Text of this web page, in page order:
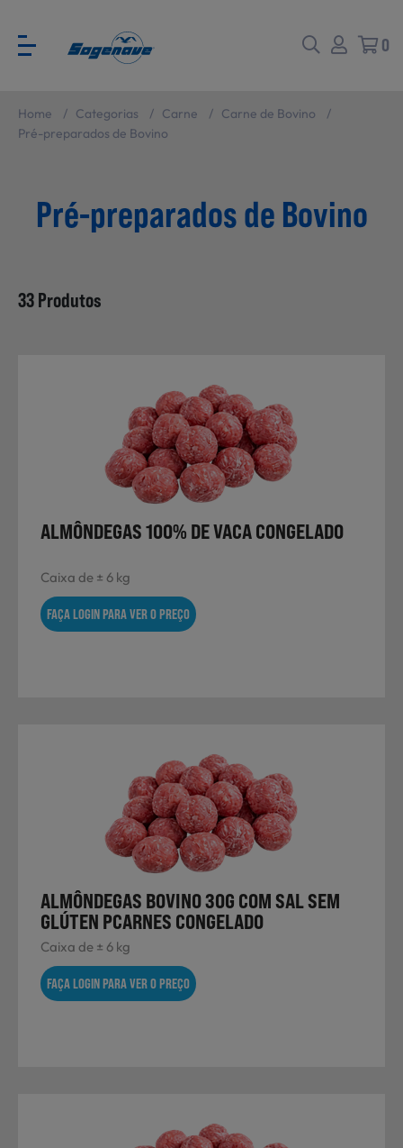
Voltar
Ver todas
Não Alimentares
Refeições Prontas
Charcutaria e Enchidos
Laticínios, Ovos e Derivados
Mercearia
Padaria e Pastelaria
Bebidas e Garrafeira
Voltar
CATÁLOGO PARA EVENTOS
0
Home / Categorias / Carne / Carne de Bovino
/
Pré-preparados de Bovino
Pré-preparados de Bovino
33 Produtos
ALMÔNDEGAS 100% DE VACA CONGELADO
Caixa de ± 6 kg
FAÇA LOGIN PARA VER O PREÇO
ALMÔNDEGAS BOVINO 30G COM SAL SEM
GLÚTEN PCARNES CONGELADO
Caixa de ± 6 kg
FAÇA LOGIN PARA VER O PREÇO